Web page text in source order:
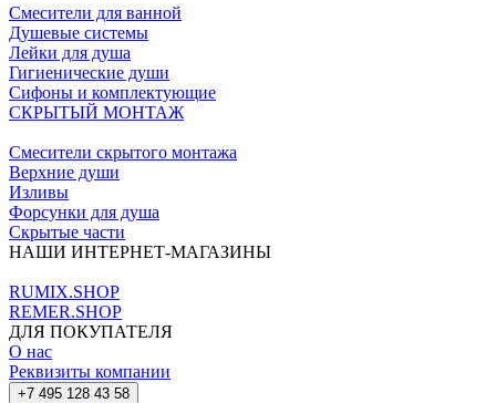
Смесители для ванной
Душевые системы
Лейки для душа
Гигиенические души
Сифоны и комплектующие
СКРЫТЫЙ МОНТАЖ
Смесители скрытого монтажа
Верхние души
Изливы
Форсунки для душа
Скрытые части
НАШИ ИНТЕРНЕТ-МАГАЗИНЫ
RUMIX.SHOP
REMER.SHOP
ДЛЯ ПОКУПАТЕЛЯ
О нас
Реквизиты компании
+7 495 128 43 58